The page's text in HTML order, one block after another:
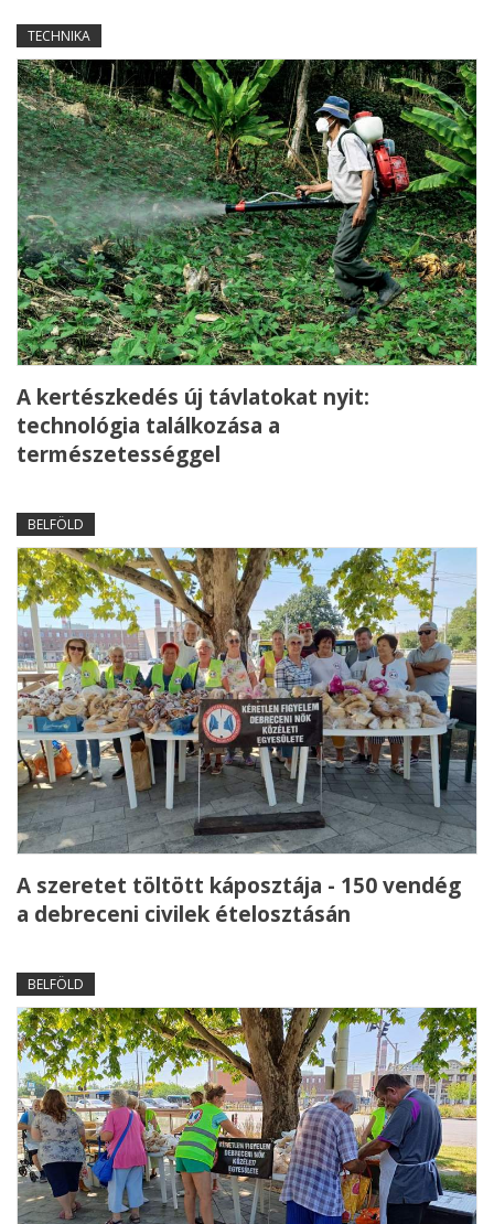
TECHNIKA
A kertészkedés új távlatokat nyit:
technológia találkozása a
természetességgel
BELFÖLD
A szeretet töltött káposztája - 150 vendég
a debreceni civilek ételosztásán
BELFÖLD